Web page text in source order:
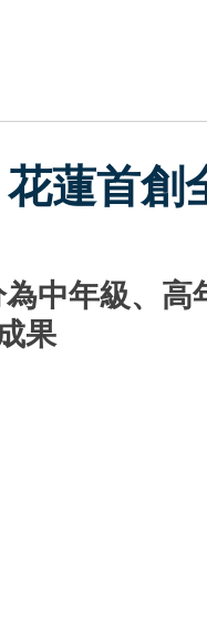
花蓮首
中年級、高
果